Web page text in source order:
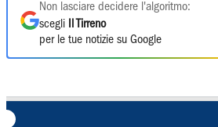
Non lasciare decidere l'algoritmo:
scegli
Il Tirreno
per le tue notizie su Google